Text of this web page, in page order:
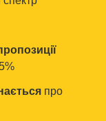
про